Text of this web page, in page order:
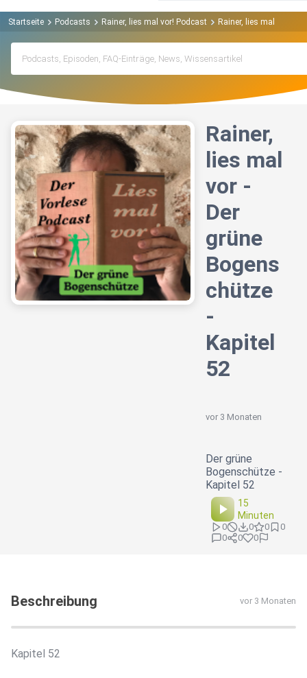
Startseite Podcasts Rainer, lies mal vor! Podcast Rainer, lies mal vor -
Rainer,
lies mal
vor -
Der
grüne
Bogens
chütze
-
Kapitel
52
vor 3 Monaten
Der grüne
Bogenschütze -
Kapitel 52
15
Minuten
0 0 0
0
0
0 0
Beschreibung vor 3 Monaten
Kapitel 52